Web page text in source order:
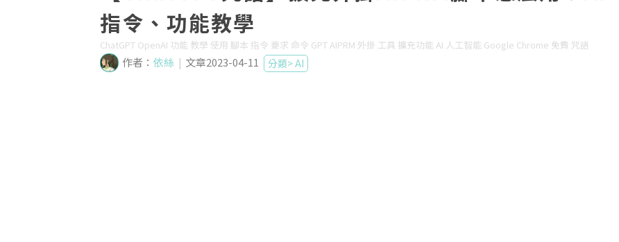
指令、功能教學
ChatGPT OpenAI 功能 教學 使用 腳本 指令 要求 命令 GPT AIPRM 外掛 工具 擴充功能 AI 人工智能 Google Chrome 免費 咒語
作者： 依絲 | 文章2023-04-11 分類>AI